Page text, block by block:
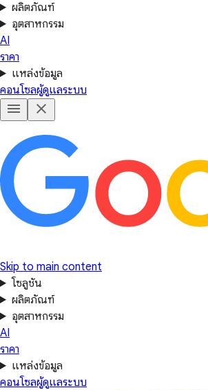
ผลิตภัณฑ์
อุตสาหกรรม
AI
ราคา
แหล่งข้อมูล
คอนโซลผู้ดูแลระบบ
Skip to main content
โซลูชัน
ผลิตภัณฑ์
อุตสาหกรรม
AI
ราคา
แหล่งข้อมูล
คอนโซลผู้ดูแลระบบ